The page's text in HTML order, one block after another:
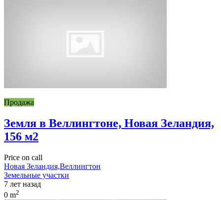
Продажа
Земля в Веллингтоне, Новая Зеландия,
156 м2
Price on call
Новая Зеландия,Веллингтон
Земельные участки
7 лет назад
0 m2